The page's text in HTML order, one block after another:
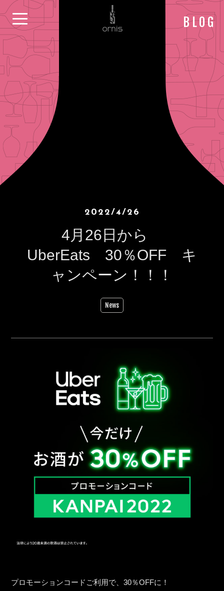
BLOG
2022/4/26
4月26日から
UberEats 30％OFF キ
ャンペーン！！！
News
プロモーションコードご利用で、30％OFFに！